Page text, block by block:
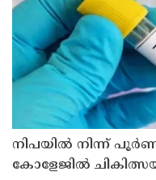
നിപയിൽ നിന്ന്
കോളേജിൽ